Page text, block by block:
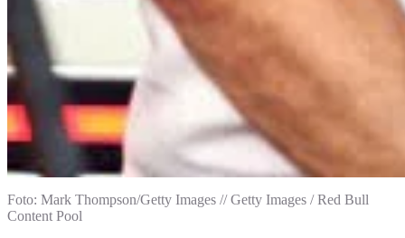
Foto: Mark Thompson/Getty Images // Getty Images / Red Bull
Content Pool